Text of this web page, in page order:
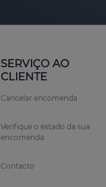
SERVIÇO AO
CLIENTE
Cancelar encomenda
Verifique o estado da sua
encomenda
Contacto